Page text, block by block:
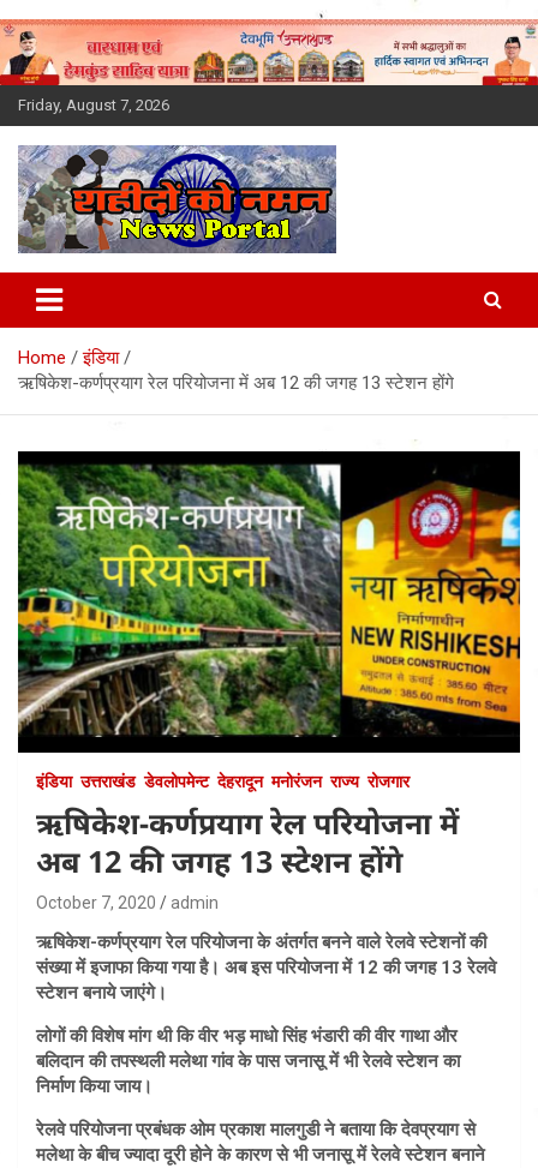
Skip
to
content
Friday, August 7, 2026
Latest News Today, Breaking
News, Uttarakhand News in
Hindi
Home
इंडिया
ऋषिकेश-कर्णप्रयाग रेल परियोजना में अब 12 की जगह 13 स्टेशन होंगे
इंडिया उत्तराखंड डेवलोपमेन्ट देहरादून मनोरंजन राज्य रोजगार
ऋषिकेश-कर्णप्रयाग रेल परियोजना में
अब 12 की जगह 13 स्टेशन होंगे
October 7, 2020 admin
ऋषिकेश-कर्णप्रयाग रेल परियोजना के अंतर्गत बनने वाले रेलवे स्टेशनों की
संख्या में इजाफा किया गया है। अब इस परियोजना में 12 की जगह 13 रेलवे
स्टेशन बनाये जाएंगे।
लोगों की विशेष मांग थी कि वीर भड़ माधो सिंह भंडारी की वीर गाथा और
बलिदान की तपस्थली मलेथा गांव के पास जनासू में भी रेलवे स्टेशन का
निर्माण किया जाय।
रेलवे परियोजना प्रबंधक ओम प्रकाश मालगुडी ने बताया कि देवप्रयाग से
मलेथा के बीच ज्यादा दूरी होने के कारण से भी जनासू में रेलवे स्टेशन बनाने